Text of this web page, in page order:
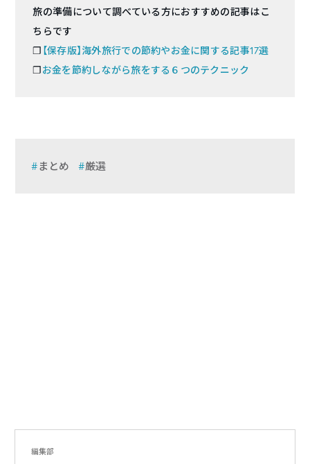
旅の準備について調べている方におすすめの記事はこ
ちらです
❐ 【保存版】海外旅行での節約やお金に関する記事17選
❐お金を節約しながら旅をする６つのテクニック
まとめ 厳選
編集部